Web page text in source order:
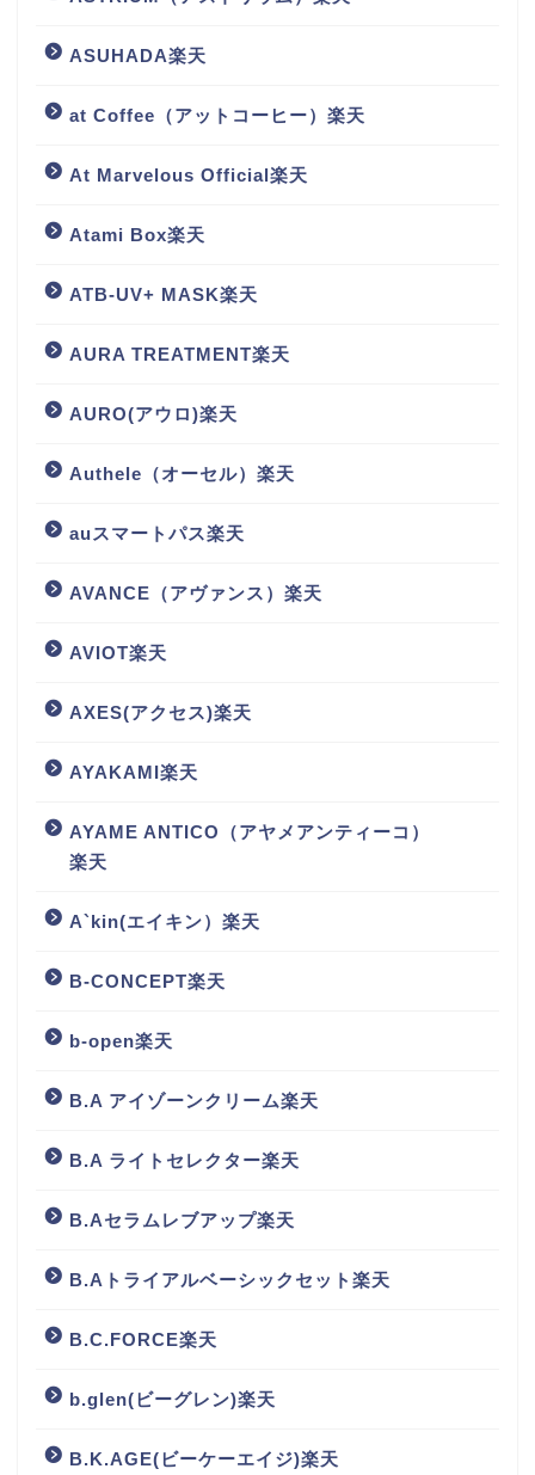
ASUHADA楽天
at Coffee（アットコーヒー）楽天
At Marvelous Official楽天
Atami Box楽天
ATB-UV+ MASK楽天
AURA TREATMENT楽天
AURO(アウロ)楽天
Authele（オーセル）楽天
auスマートパス楽天
AVANCE（アヴァンス）楽天
AVIOT楽天
AXES(アクセス)楽天
AYAKAMI楽天
AYAME ANTICO（アヤメアンティーコ）
楽天
A`kin(エイキン）楽天
B-CONCEPT楽天
b-open楽天
B.A アイゾーンクリーム楽天
B.A ライトセレクター楽天
B.Aセラムレブアップ楽天
B.Aトライアルベーシックセット楽天
B.C.FORCE楽天
b.glen(ビーグレン)楽天
B.K.AGE(ビーケーエイジ)楽天